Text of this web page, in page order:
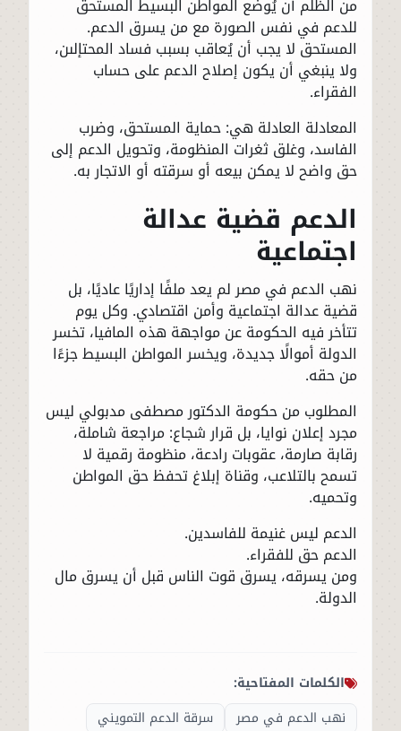
من الظلم أن يُوضع المواطن البسيط المستحق
للدعم في نفس الصورة مع من يسرق الدعم.
المستحق لا يجب أن يُعاقب بسبب فساد المحتإلىن،
ولا ينبغي أن يكون إصلاح الدعم على حساب
الفقراء.
المعادلة العادلة هي: حماية المستحق، وضرب
الفاسد، وغلق ثغرات المنظومة، وتحويل الدعم إلى
حق واضح لا يمكن بيعه أو سرقته أو الاتجار به.
الدعم قضية عدالة
اجتماعية
نهب الدعم في مصر لم يعد ملفًا إداريًا عاديًا، بل
قضية عدالة اجتماعية وأمن اقتصادي. وكل يوم
تتأخر فيه الحكومة عن مواجهة هذه المافيا، تخسر
الدولة أموالًا جديدة، ويخسر المواطن البسيط جزءًا
من حقه.
المطلوب من حكومة الدكتور مصطفى مدبولي ليس
مجرد إعلان نوايا، بل قرار شجاع: مراجعة شاملة،
رقابة صارمة، عقوبات رادعة، منظومة رقمية لا
تسمح بالتلاعب، وقناة إبلاغ تحفظ حق المواطن
وتحميه.
الدعم ليس غنيمة للفاسدين.
الدعم حق للفقراء.
ومن يسرقه، يسرق قوت الناس قبل أن يسرق مال
الدولة.
الكلمات المفتاحية:
نهب الدعم في مصر
سرقة الدعم التمويني